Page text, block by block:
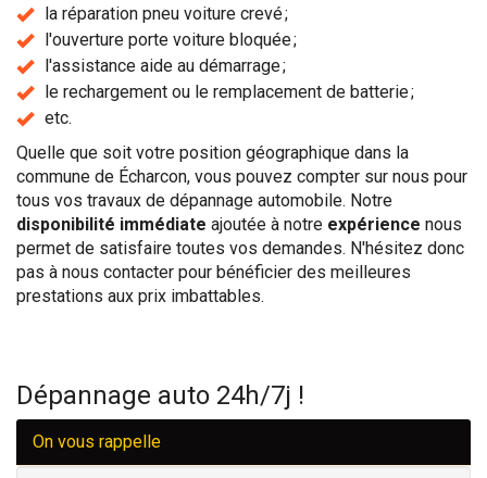
la réparation pneu voiture crevé ;
l'ouverture porte voiture bloquée ;
l'assistance aide au démarrage ;
le rechargement ou le remplacement de batterie ;
etc.
Quelle que soit votre position géographique dans la
commune de Écharcon, vous pouvez compter sur nous pour
tous vos travaux de dépannage automobile. Notre
disponibilité immédiate ajoutée à notre expérience nous
permet de satisfaire toutes vos demandes. N'hésitez donc
pas à nous contacter pour bénéficier des meilleures
prestations aux prix imbattables.
Dépannage auto 24h/7j !
On vous rappelle